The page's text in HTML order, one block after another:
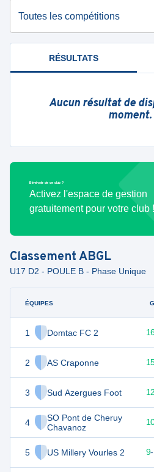
Toutes les compétitions
RÉSULTATS
Aucun résultat de
Bénévole de ce club ?
Activez l'espace de gestion
gratuitement pour votre club !
ClassementABGL
U17 D2 - POULE B - Phase Unique
ÉQUIPES
1 Domtac FC 2
2 AS Craponne
3 Sud Azergues Foot
4
SO Pont de Cheruy
Chavanoz
5 US Millery Vourles 2
35 12
33
29 9-